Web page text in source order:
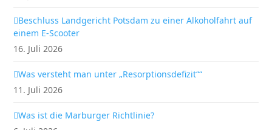
Beschluss Landgericht Potsdam zu einer Alkoholfahrt auf
einem E-Scooter
16. Juli 2026
Was versteht man unter „Resorptionsdefizit““
11. Juli 2026
Was ist die Marburger Richtlinie?